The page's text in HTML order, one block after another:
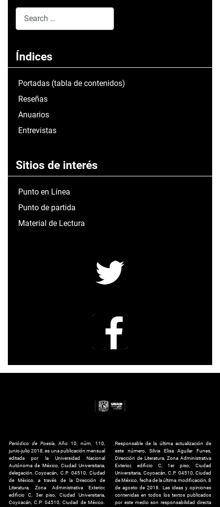
Índices
Portadas (tabla de contenidos)
Reseñas
Anuarios
Entrevistas
Sitios de interés
Punto en Línea
Punto de partida
Material de Lectura
Periódico de Poesía , Año 10, núm. 110,
junio-julio 2018, es una publicación mensual
editada por la Universidad Nacional
Autónoma de México, Ciudad Universitaria,
delegación Coyoacán, C.P. 04510, Ciudad
de México, a través de la Dirección de
Literatura, Zona Administrativa Exterior,
edificio C, 3er piso, Ciudad Universitaria,
Coyoacán, C.P. 04510, Ciudad de México.
Responsable de la última actualización de
este número, Silvia Elisa Aguilar Funes,
Dirección de Literatura, Zona Administrativa
Exterior, edificio C, 1er piso, Ciudad
Universitaria, Coyoacán, C.P. 04510, Ciudad
de México, fecha de la última modificación, 8
de agosto de 2018. Las ideas y opiniones
contenidas en todos los textos publicados
por este medio son responsabilidad directa